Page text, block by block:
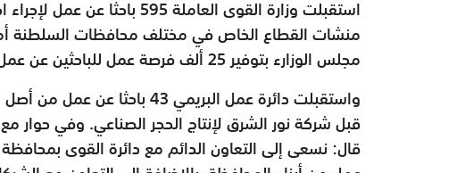
منشات القطاع الخاص في مختلف محافظات السلطنة أمس
مجلس الوزارء بتوفير 25 ألف فرصة عمل للباحثين عن عمل.
قبل شركة نور الشرق لإنتاج الحجر الصناعي. وفي حوار
قال: نسعى إلى التعاون الدائم مع دائرة القوى